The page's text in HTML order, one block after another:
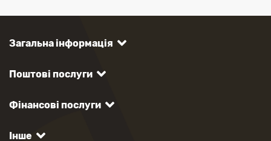
Загальна інформація
Поштові послуги
Фінансові послуги
Інше